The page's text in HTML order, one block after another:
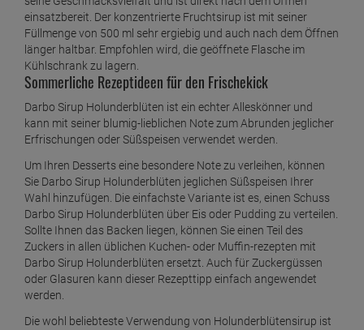
einsatzbereit. Der konzentrierte Fruchtsirup ist mit seiner
Füllmenge von 500 ml sehr ergiebig und auch nach dem Öffnen
länger haltbar. Empfohlen wird, die geöffnete Flasche im
Kühlschrank zu lagern.
Sommerliche Rezeptideen für den Frischekick
Darbo Sirup Holunderblüten ist ein echter Alleskönner und
kann mit seiner blumig-lieblichen Note zum Abrunden jeglicher
Erfrischungen oder Süßspeisen verwendet werden.
Um Ihren Desserts eine besondere Note zu verleihen, können
Sie Darbo Sirup Holunderblüten jeglichen Süßspeisen Ihrer
Wahl hinzufügen. Die einfachste Variante ist es, einen Schuss
Darbo Sirup Holunderblüten über Eis oder Pudding zu verteilen.
Sollte Ihnen das Backen liegen, können Sie einen Teil des
Zuckers in allen üblichen Kuchen- oder Muffin-rezepten mit
Darbo Sirup Holunderblüten ersetzt. Auch für Zuckergüssen
oder Glasuren kann dieser Rezepttipp einfach angewendet
werden.
Die wohl beliebteste Verwendung von Holunderblütensirup ist